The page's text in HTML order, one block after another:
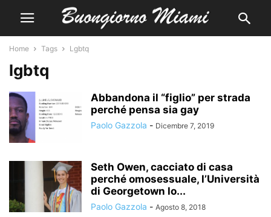
Home Tags Lgbtq
lgbtq
Abbandona il “figlio” per strada
perché pensa sia gay
Paolo Gazzola - Dicembre 7, 2019
Seth Owen, cacciato di casa
perché omosessuale, l’Università
di Georgetown lo...
Paolo Gazzola - Agosto 8, 2018